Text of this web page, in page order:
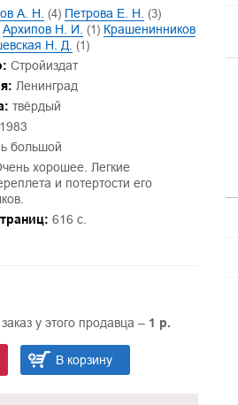
А. Н. (4) Петрова Е. Н. (3)
Архипов Н. И. (1) Крашенинников
Н. Д. (1)
Стройиздат
Ленинград
твёрдый
1983
большой
хорошее. Легкие
и потертости его
616 с.
у этого продавца – 1 р.
В корзину